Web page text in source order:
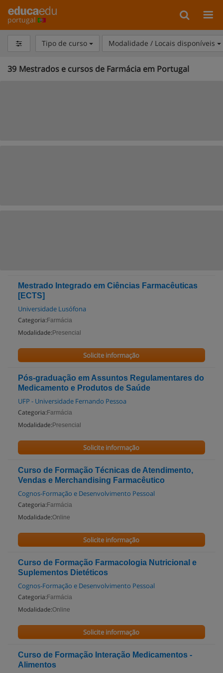
portugal
Tipo de curso Modalidade / Locais disponíveis
39 Mestrados e cursos de Farmácia em Portugal
Mestrado Integrado em Ciências Farmacêuticas
[ECTS]
Universidade Lusófona
Categoria: Farmácia
Modalidade: Presencial
Solicite informação
Pós-graduação em Assuntos Regulamentares do
Medicamento e Produtos de Saúde
UFP - Universidade Fernando Pessoa
Categoria: Farmácia
Modalidade: Presencial
Solicite informação
Curso de Formação Técnicas de Atendimento,
Vendas e Merchandising Farmacêutico
Cognos-Formação e Desenvolvimento Pessoal
Categoria: Farmácia
Modalidade:Online
Solicite informação
Curso de Formação Farmacologia Nutricional e
Suplementos Dietéticos
Cognos-Formação e Desenvolvimento Pessoal
Categoria: Farmácia
Modalidade:Online
Solicite informação
Curso de Formação Interação Medicamentos -
Alimentos